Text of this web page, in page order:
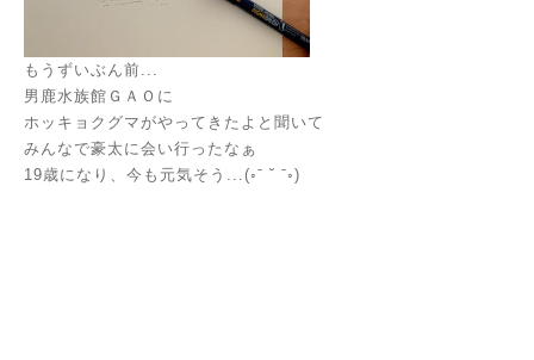
もうずいぶん前...
男鹿水族館ＧＡＯに
ホッキョクグマがやってきたよと聞いて
みんなで豪太に会い行ったなぁ
19歳になり、今も元気そう...(◦ˉ ˘ ˉ◦)